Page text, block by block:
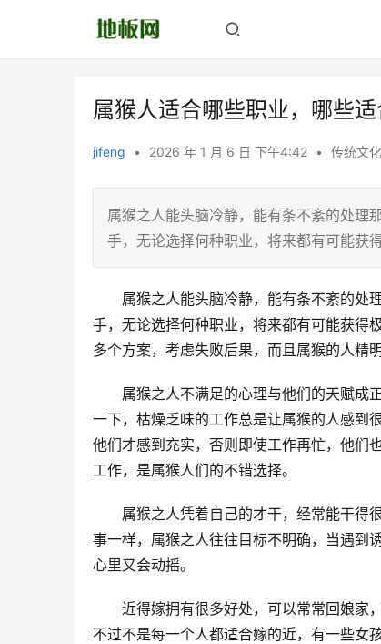
属猴人适合哪些职业，哪些适
jifeng • 2026 年 1 月 6 日 下午4:42 • 传统文化
属猴之人能头脑冷静，能有条不紊的处理
手，无论选择何种职业，将来都有可能获
属猴之人能头脑冷静，能有条不紊的处理
手，无论选择何种职业，将来都有可能获得
多个方案，考虑失败后果，而且属猴的人精
属猴之人不满足的心理与他们的天赋成正
一下，枯燥乏味的工作总是让属猴的人感到
他们才感到充实，否则即使工作再忙，他们
工作，是属猴人们的不错选择。
属猴之人凭着自己的才干，经常能干得很
事一样，属猴之人往往目标不明确，当遇到
心里又会动摇。
近得嫁拥有很多好处，可以常常回娘家，
不过不是每一个人都适合嫁的近，有一些女